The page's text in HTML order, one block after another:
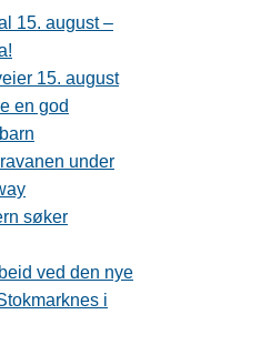
15. august –
15. august
en god
under
søker
ved den nye
i